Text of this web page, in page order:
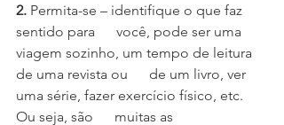
2. Permita-se – identifique o que faz
sentido para      você, pode ser uma
viagem sozinho, um tempo de leitura
de uma revista ou      de um livro, ver
uma série, fazer exercício físico, etc.
Ou seja, são      muitas as